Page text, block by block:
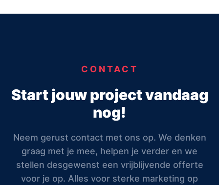
CONTACT
Start jouw project vandaag
nog!
Neem gerust contact met ons op. We denken
graag met je mee, helpen je verder en we
stellen desgewenst een vrijblijvende offerte
voor je op. Alles voor sterke marketing op